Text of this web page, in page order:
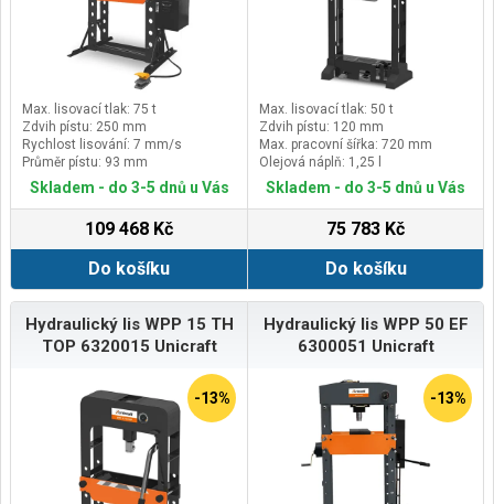
Max. lisovací tlak: 75 t
Zdvih pístu: 250 mm
Rychlost lisování: 7 mm/s
Průměr pístu: 93 mm
Skladem - do 3-5 dnů u Vás
109 468 Kč
Do košíku
Max. lisovací tlak: 50 t
Zdvih pístu: 120 mm
Max. pracovní šířka: 720 mm
Olejová náplň: 1,25 l
Skladem - do 3-5 dnů u Vás
75 783 Kč
Do košíku
Hydraulický lis WPP 15 TH
TOP 6320015 Unicraft
-13%
Hydraulický lis WPP 50 EF
6300051 Unicraft
-13%